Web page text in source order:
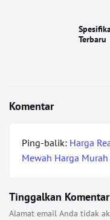
Terbaru
Komentar
Ping-balik: Harga
Mewah Harga
Tinggalkan Komentar
Alamat email Anda tidak